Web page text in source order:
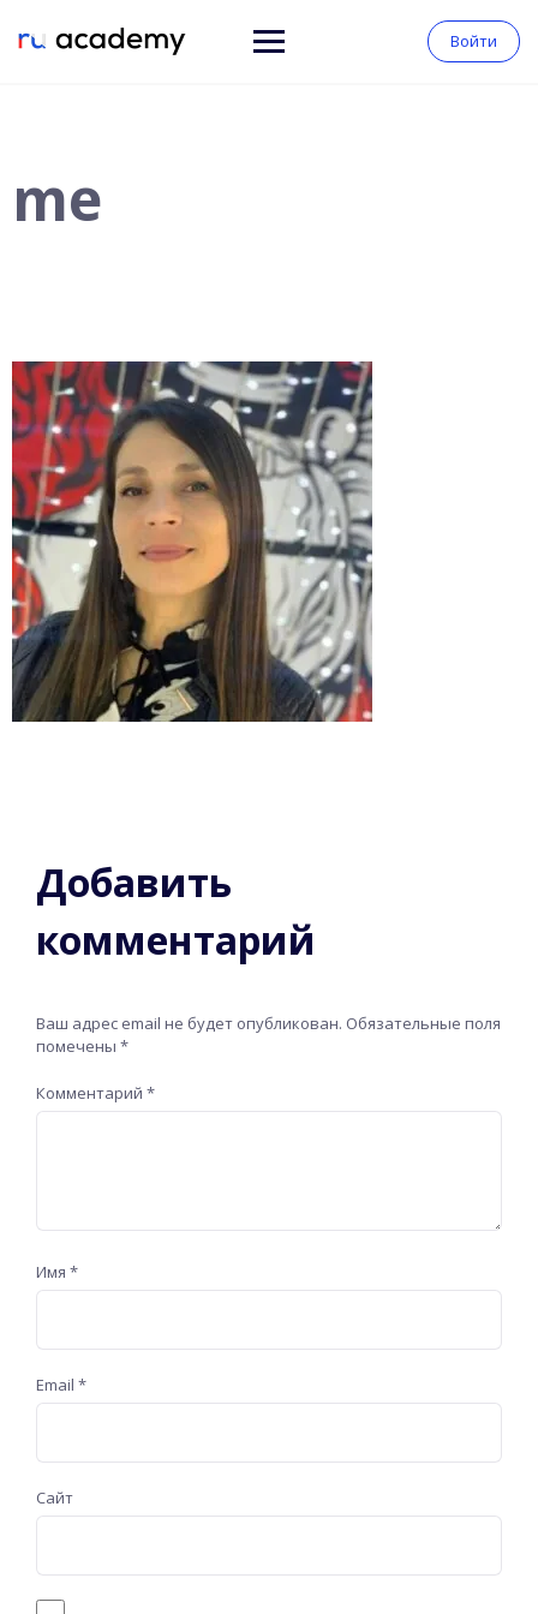
Войти
me
Добавить
комментарий
Ваш адрес email не будет опубликован. Обязательные поля
помечены *
Комментарий *
Имя *
Email *
Сайт